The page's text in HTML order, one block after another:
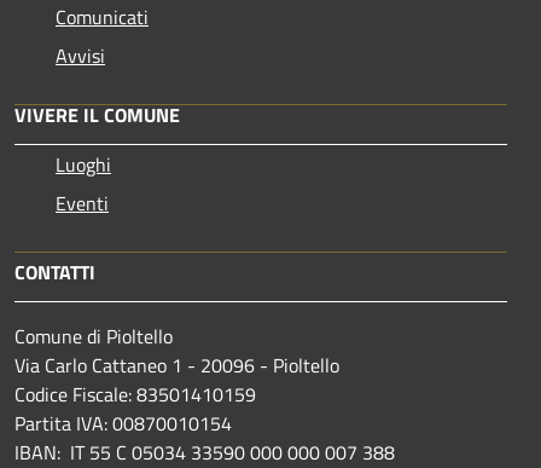
Comunicati
Avvisi
VIVERE IL COMUNE
Luoghi
Eventi
CONTATTI
Comune di Pioltello
Via Carlo Cattaneo 1 - 20096 - Pioltello
Codice Fiscale: 83501410159
Partita IVA: 00870010154
IBAN: IT 55 C 05034 33590 000 000 007 388